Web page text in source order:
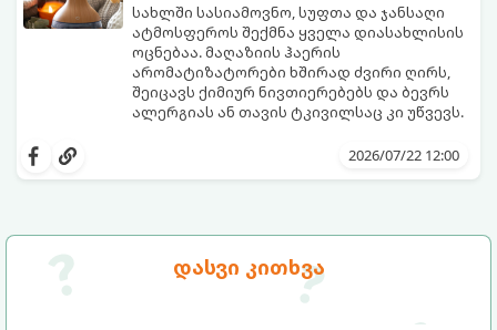
დასვი კითხვა
სახლში სასიამოვნო, სუფთა და ჯანსაღი
ატმოსფეროს შექმნა ყველა დიასახლისის
ოცნებაა. მაღაზიის ჰაერის
არომატიზატორები ხშირად ძვირი ღირს,
შეიცავს ქიმიურ ნივთიერებებს და ბევრს
ალერგიას ან თავის ტკივილსაც კი უწვევს.
სიგრილისა“ და სიახლის ეფექტის მიღწევა
ინგრედიენტი დაგჭირდებათ, რომლებიც
2026/07/22 12:00